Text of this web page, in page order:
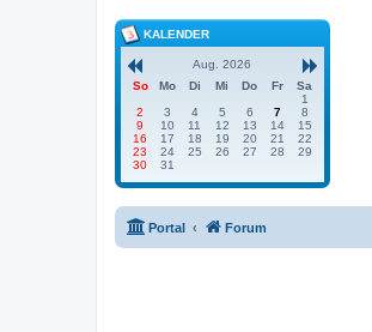
KALENDER
Aug. 2026
So
Mo Di Mi Do Fr
Sa
1
2
3 4 5 6 7
8
9
10 11 12 13 14
15
16
17 18 19 20 21
22
23
24 25 26 27 28
29
30
31
Portal Forum